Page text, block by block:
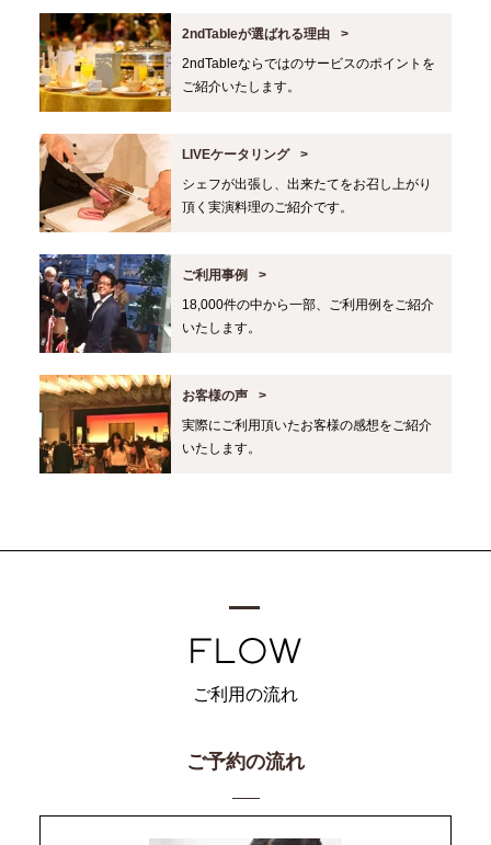
2ndTableが選ばれる理由
2ndTableならではのサービスのポイントを
ご紹介いたします。
LIVEケータリング
シェフが出張し、出来たてをお召し上がり
頂く実演料理のご紹介です。
ご利用事例
18,000件の中から一部、ご利用例をご紹介
いたします。
お客様の声
実際にご利用頂いたお客様の感想をご紹介
いたします。
ご利用の流れ
ご予約の流れ